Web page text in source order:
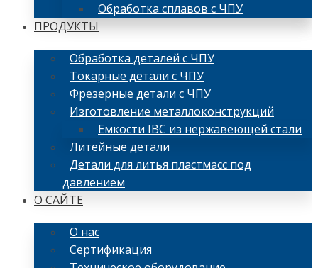
Обработка сплавов с ЧПУ
ПРОДУКТЫ
Обработка деталей с ЧПУ
Токарные детали с ЧПУ
Фрезерные детали с ЧПУ
Изготовление металлоконструкций
Емкости IBC из нержавеющей стали
Литейные детали
Детали для литья пластмасс под
давлением
О САЙТЕ
О нас
Сертификация